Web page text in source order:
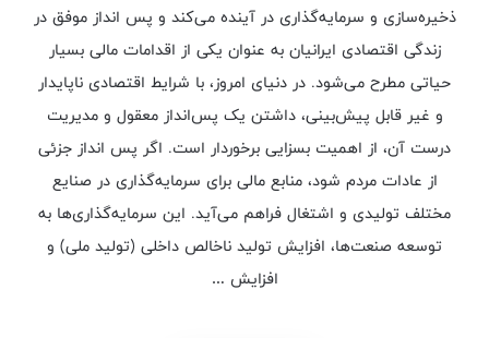
ذخیره‌سازی و سرمایه‌گذاری در آینده می‌کند و پس انداز موفق در
زندگی اقتصادی ایرانیان به عنوان یکی از اقدامات مالی بسیار
حیاتی مطرح می‌شود. در دنیای امروز، با شرایط اقتصادی ناپایدار
و غیر قابل پیش‌بینی، داشتن یک پس‌انداز معقول و مدیریت
درست آن، از اهمیت بسزایی برخوردار است. اگر پس انداز جزئی
از عادات مردم شود، منابع مالی برای سرمایه‌گذاری در صنایع
مختلف تولیدی و اشتغال فراهم می‌آید. این سرمایه‌گذاری‌ها به
توسعه صنعت‌ها، افزایش تولید ناخالص داخلی (تولید ملی) و
افزایش …